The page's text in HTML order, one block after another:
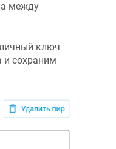
между
ключ
и сохраним